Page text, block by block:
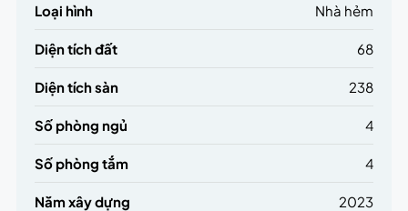
Loại hình Nhà hẻm
Diện tích đất 68
Diện tích sàn 238
Số phòng ngủ 4
Số phòng tắm 4
Năm xây dựng 2023